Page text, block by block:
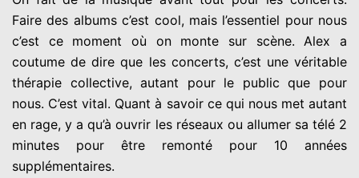
Faire des albums c’est cool, mais l’essentiel pour nous
c’est ce moment où on monte sur scène. Alex a
coutume de dire que les concerts, c’est une véritable
thérapie collective, autant pour le public que pour
nous. C’est vital. Quant à savoir ce qui nous met autant
en rage, y a qu’à ouvrir les réseaux ou allumer sa télé 2
minutes pour être remonté pour 10 années
supplémentaires.